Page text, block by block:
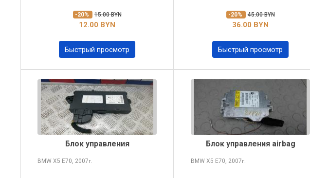
-20% 15.00 BYN
12.00 BYN
Быстрый просмотр
-20% 45.00 BYN
36.00 BYN
Быстрый просмотр
Блок управления
BMW X5 E70, 2007г.
Блок управления airbag
BMW X5 E70, 2007г.